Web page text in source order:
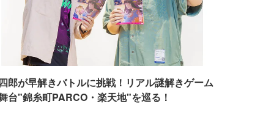
郎が早解きバトルに挑戦！リアル謎解きゲーム
台"錦糸町PARCO・楽天地"を巡る！